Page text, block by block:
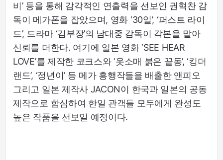
비’ 등을 통해 감각적인 연출력을 선보인 권혁찬 감
독이 메가폰을 잡았으며, 영화 ‘30일’, ‘퍼스트 라이
드’, 드라마 ‘김부장’의 남대중 감독이 각본을 맡아
신뢰를 더한다. 여기에 일본 영화 ‘SEE HEAR
LOVE’를 제작한 코크스와 ‘옷소매 붉은 끝동’, ‘킹더
랜드’, ‘정년이’ 등 메가 흥행작들을 배출한 앤피오
그리고 일본 제작사 JACON이 한국과 일본의 공동
제작으로 합심하여 한일 관객들 모두에게 완성도
높은 작품을 선보일 예정이다.